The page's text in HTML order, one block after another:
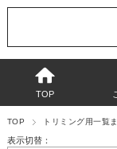
TOP
TOP トリミング用一覧
表示切替：